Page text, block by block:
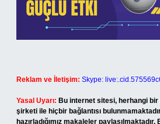
Reklam ve İletişim: Skype:
Yasal Uyarı: Bu internet sitesi, herhangi
şirketi ile hiçbir bağlantısı
hazırladığımız makaleler